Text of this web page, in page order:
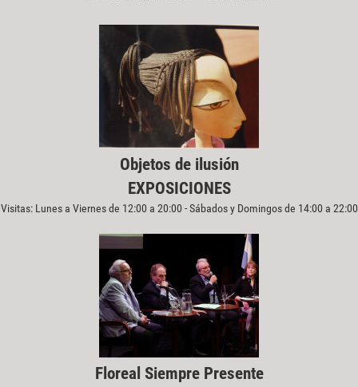
Objetos de ilusión
EXPOSICIONES
Visitas: Lunes a Viernes de 12:00 a 20:00 - Sábados y Domingos de 14:00 a 22:00
Floreal Siempre Presente